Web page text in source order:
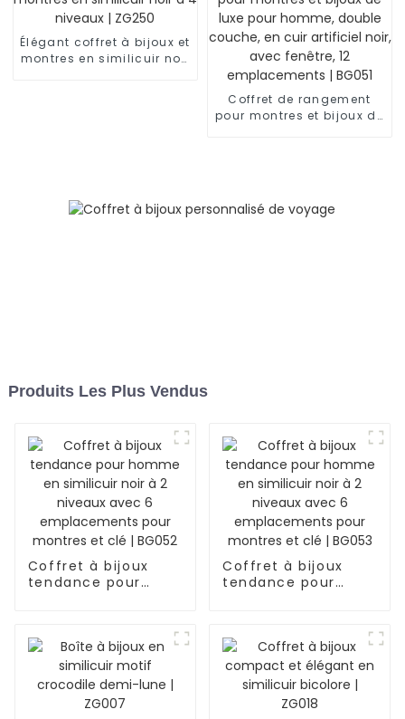
Élégant coffret à bijoux et
montres en similicuir noir
Coffret de rangement
pour montres et bijoux de
Produits Les Plus Vendus
Coffret à bijoux
tendance pour
emplacements
pour montres et clé
| BG052
Coffret à bijoux
tendance pour
emplacements
pour montres et clé
| BG053